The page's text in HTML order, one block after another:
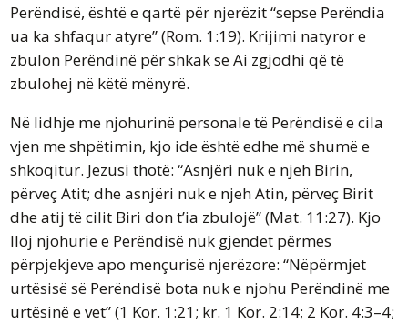
Perëndisë, është e qartë për njerëzit “sepse Perëndia
ua ka shfaqur atyre” (Rom. 1:19). Krijimi natyror e
zbulon Perëndinë për shkak se Ai zgjodhi që të
zbulohej në këtë mënyrë.
Në lidhje me njohurinë personale të Perëndisë e cila
vjen me shpëtimin, kjo ide është edhe më shumë e
shkoqitur. Jezusi thotë: “Asnjëri nuk e njeh Birin,
përveç Atit; dhe asnjëri nuk e njeh Atin, përveç Birit
dhe atij të cilit Biri don t’ia zbulojë” (Mat. 11:27). Kjo
lloj njohurie e Perëndisë nuk gjendet përmes
përpjekjeve apo mençurisë njerëzore: “Nëpërmjet
urtësisë së Perëndisë bota nuk e njohu Perëndinë me
urtësinë e vet” (1 Kor. 1:21; kr. 1 Kor. 2:14; 2 Kor. 4:3–4;